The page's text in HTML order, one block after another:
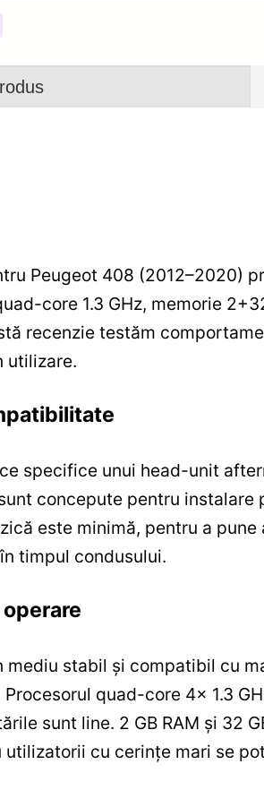
Peugeot 408 (2012–2020)
core 1.3 GHz, memorie
recenzie testăm
utilizare.
specifice unui head-unit
concepute pentru
este minimă, pentru a
timpul condusului.
mediu stabil și compatibil cu
quad-core 4x 1.3
sunt line. 2 GB RAM și 32
cu cerințe mari se